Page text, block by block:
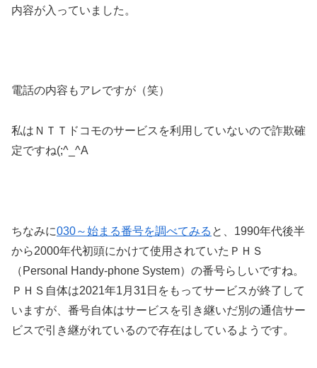
内容が入っていました。
電話の内容もアレですが（笑）
私はＮＴＴドコモのサービスを利用していないので詐欺確
定ですね(;^_^A
ちなみに030～始まる番号を調べてみる と、1990年代後半
から2000年代初頭にかけて使用されていたＰＨＳ
（Personal Handy-phone System） の番号らしいですね。
ＰＨＳ自体は2021年1月31日をもってサービスが終了して
いますが、番号自体はサービスを引き継いだ別の通信サー
ビスで引き継がれているので存在はしているようです。